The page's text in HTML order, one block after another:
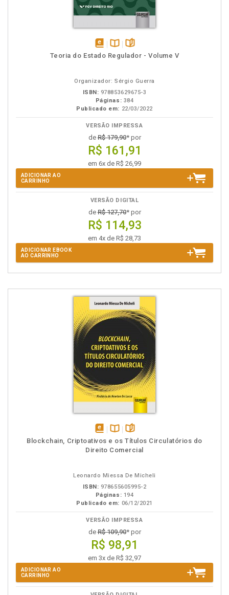
disponívelDisponível
páginas
Teoria do Estado Regulador - Volume V
Organizador: Sérgio Guerra
ISBN: 978853629675-3
Páginas: 384
Publicado em: 22/03/2022
VERSÃO IMPRESSA
deR$ 179,90* por
R$ 161,91
em 6x de R$ 26,99
ADICIONAR AO
CARRINHO
VERSÃO DIGITAL
deR$ 127,70* por
R$ 114,93
em 4x de R$ 28,73
ADICIONAR EBOOK
AO CARRINHO
disponível
em
Disponível
na
páginas
Blockchain, Criptoativos e os Títulos Circulatórios do
Direito Comercial
Leonardo Miessa De Micheli
ISBN: 978655605995-2
Páginas: 194
Publicado em: 06/12/2021
VERSÃO IMPRESSA
deR$ 109,90* por
R$ 98,91
em 3x de R$ 32,97
ADICIONAR AO
CARRINHO